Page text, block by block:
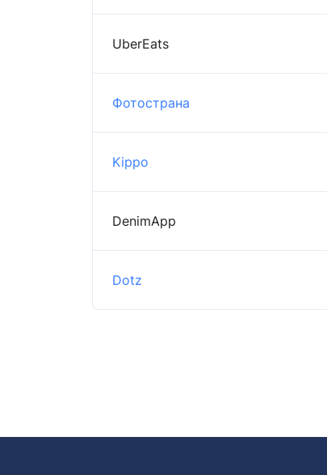
UberEats
Фотострана
Kippo
DenimApp
Dotz